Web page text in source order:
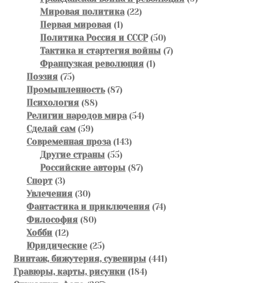
Мировая политика 2222
Первая мировая 11
товар
Политика Россия и СССР 5050
товаров
Тактика и стартегия войны 77
Французкая революция 11
Поэзия 7575
товаров
Промышленность 8787
Психология 8888
товаров
Религии народов мира 5454
Сделай сам 5959
товаров
Современная проза 143143
Другие страны 5555
товаров
Российские авторы 8787
Спорт 33
товара
Увлечения 3030
товаров
Фантастика и приключения 7474
Философия 8080
Хобби 1212
товаров
Юридические 2525
товаров
Винтаж, бижутерия, сувениры 441441
Гравюры, карты, рисунки 184184